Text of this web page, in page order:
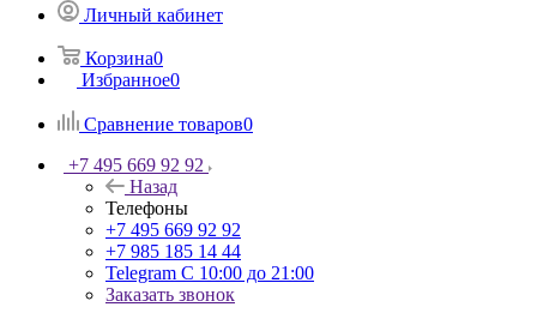
Личный кабинет
Корзина0
Избранное0
Сравнение товаров0
+7 495 669 92 92
Назад
Телефоны
+7 495 669 92 92
+7 985 185 14 44
Telegram С 10:00 до 21:00
Заказать звонок